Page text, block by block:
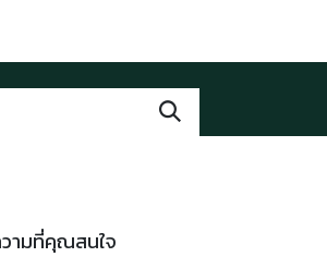
ามที่คุณสนใจ